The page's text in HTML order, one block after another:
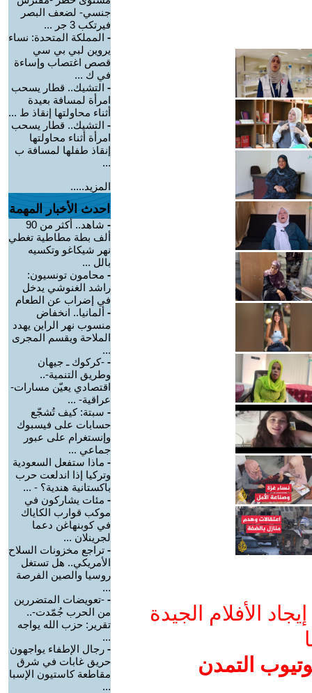
الأفلام الجيدة
التمدن
جنسي- لضعف البصر
فيرتكب 3 جر ...
- المملكة المتحدة: نساء
يروين لبي بي سي
قصص اغتصاب وإساءة
في ك ...
- التشيك.. قطار يسحب
امرأة لمسافة بعيدة
أثناء محاولتها إنقاذ ط ...
- التشيك.. قطار يسحب
امرأة أثناء محاولتها
إنقاذ طفلها لمسافة ب
...
المزيد.....
احدث الأخبار المهمة
-
شاهد.. أكثر من 90
ألف بطة مطاطية تغطي
نهر شيكاغو وتكسيه
بالل ...
- محامون تونسيون:
راشد الغنوشي يدخل
في إضراب عن الطعام
- ألمانيا.. انخفاض
منسوب نهر الراين يهدد
الملاحة ويقسم المجرى
...
- -كركوك ـ جيهان
وطريق التنمية-..
اقتصادي يعيّن مسارات-
عراقية- ...
- سبتة: كيف تُشجّع
حسابات على فيسبوك
وإنستغرام على عبور
جماعي ...
- ماذا ستفعل السعودية
وتركيا إذا اندلعت حرب
باكستانية هندية؟ - ...
- مئات يشاركون في
موكب قوارب الكاياك
في كوبنهاغن دعما
لجرينلان ...
- تراجع مخزونات السلاح
الأمريكي.. هل تستغل
روسيا والصين الفرصة
...
- -تعويضات المتضررين
من الحرب جُمّدت-..
تقرير: حزب الله يواجه
...
- رجال الإطفاء يواجهون
حريق غابات في شرق
مقاطعة كاستيون الإسبا
...